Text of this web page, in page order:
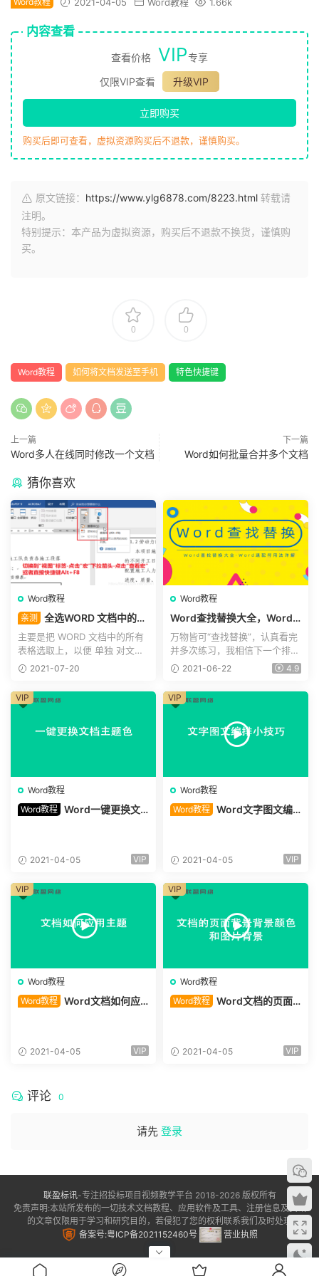
内容查看
查看价格 VIP专享
仅限VIP查看
升级VIP
立即购买
购买后即可查看，虚拟资源购买后不退款，谨慎购买。
原文链接： https://www.ylg6878.com/8223.html 转载请
注明。
特别提示：本产品为虚拟资源，购买后不退款不换货，谨慎购
买。
0 0
Word教程 如何将文档发送至手机 特色快捷键
上一篇
Word多人在线同时修改一个文档
下一篇
Word如何批量合并多个文档
猜你喜欢
Word教程
亲测
全选WORD 文档中的所
有表格选（office Word“wps
不适用”）
主要是把 WORD 文档中的所有
表格选取上，以便 单独 对文档
中的所有表格进行整体编...
2021-07-20
Word教程
Word查找替换大全，Word
通配符用法详解
万物皆可“查找替换”，认真看完
并多次练习，我相信下一个排版
大师就是你，这套掌法...
2021-06-22 4.9
Word教程
Word教程 Word一键更换文
2021-04-05 VIP
VIP
Word教程
Word教程 Word文字图文编
2021-04-05 VIP
VIP
Word教程
Word教程 Word文档如何应
2021-04-05 VIP
VIP
Word教程
Word教程 Word文档的页面
2021-04-05 VIP
VIP
评论 0
请先 登录
联盈标讯-专注招投标项目视频教学平台 2018-2026 版权所有
免责声明:本站所发布的一切技术文档教程、应用软件及工具、注册信息及资讯
的文章仅限用于学习和研究目的，若侵犯了您的权利联系我们及时处理
备案号:粤ICP备2021152460号
营业执照